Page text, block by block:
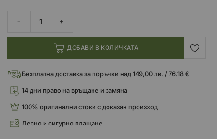
ДОБАВИ В КОЛИЧКАТА
Безплатна доставка за поръчки над 149,00 лв. / 76.18 €
14 дни право на връщане и замяна
100% оригинални стоки с доказан произход
Лесно и сигурно плащане